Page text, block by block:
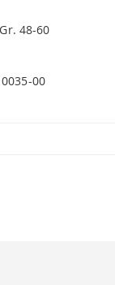
48-60
00